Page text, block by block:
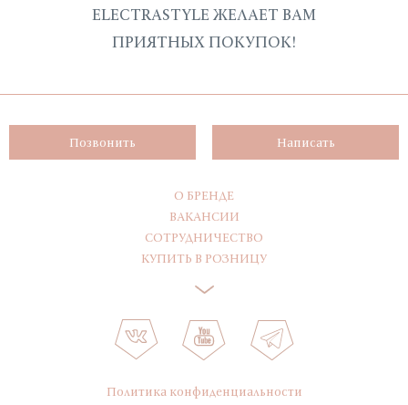
ELECTRASTYLE ЖЕЛАЕТ ВАМ
ПРИЯТНЫХ ПОКУПОК!
Позвонить Написать
О БРЕНДЕ
ВАКАНСИИ
СОТРУДНИЧЕСТВО
КУПИТЬ В РОЗНИЦУ
Политика конфиденциальности